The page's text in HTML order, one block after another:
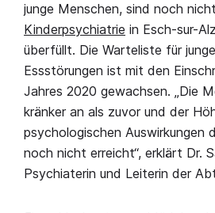
junge Menschen, sind noch
Kinderpsychiatrie in Esch-sur-
überfüllt. Die Warteliste für
Essstörungen ist mit den
Jahres 2020 gewachsen. „Die
kränker an als zuvor und der
psychologischen Auswirkungen
noch nicht erreicht“, erklärt Dr.
Psychiaterin und Leiterin der